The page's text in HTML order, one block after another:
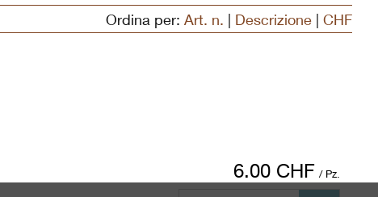
Ordina per: Art. n. Descrizione CHF
6.00 CHF / Pz.